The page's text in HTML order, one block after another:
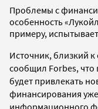
Проблемы с
особенность
примеру,
Источник, близкий к
сообщил Forbes,
будет привлекать
финансирования